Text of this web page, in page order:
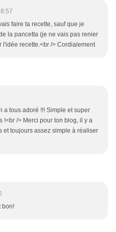
faire ta recette, sauf que je
la pancetta (je ne vais pas renier
l'idée recette.<br /> Cordialement
a tous adoré !!! Simple et super
!<br /> Merci pour ton blog, il y a
et toujours assez simple à réaliser
bon!